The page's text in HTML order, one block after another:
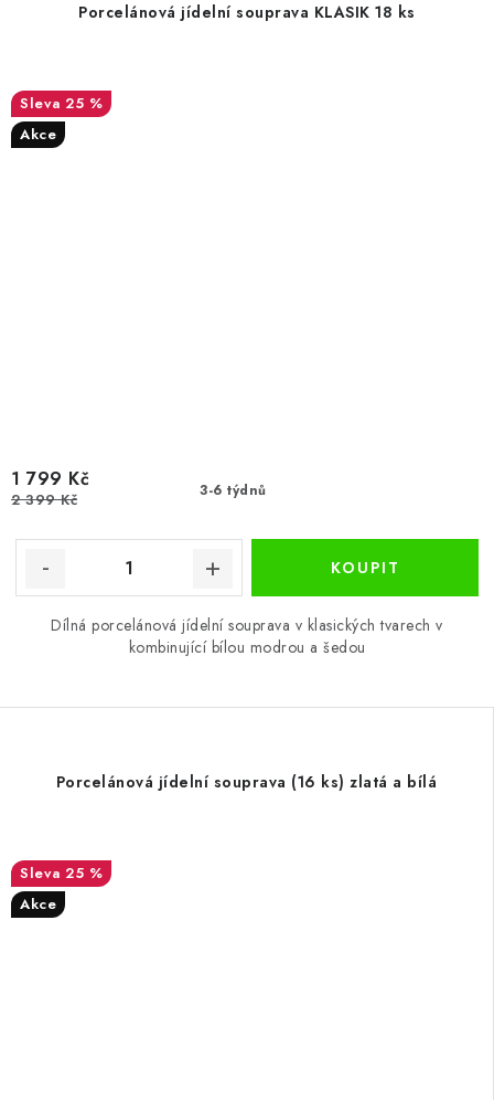
Porcelánová jídelní souprava KLASIK 18 ks
25 %
Akce
3-6 týdnů
1 799 Kč
2 399 Kč
Dílná porcelánová jídelní souprava v klasických tvarech v
kombinující bílou modrou a šedou
Porcelánová jídelní souprava (16 ks) zlatá a bílá
25 %
Akce